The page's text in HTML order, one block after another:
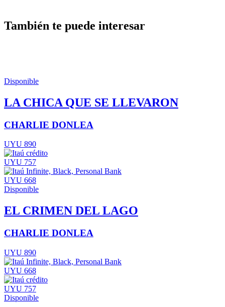
También te puede interesar
Disponible
LA CHICA QUE SE LLEVARON
CHARLIE DONLEA
UYU 890
UYU 757
UYU 668
Disponible
EL CRIMEN DEL LAGO
CHARLIE DONLEA
UYU 890
UYU 668
UYU 757
Disponible